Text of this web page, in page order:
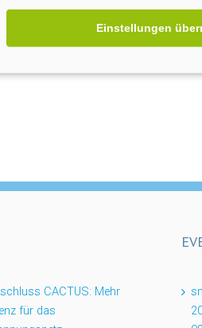
Einstellungen
CACTUS: Mehr
für das